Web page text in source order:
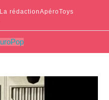
La rédactionApéroToys